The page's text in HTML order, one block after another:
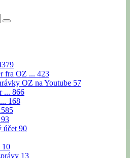
fra OZ ... 423
OZ na Youtube 57
... 866
168
93
účet 90
10
13